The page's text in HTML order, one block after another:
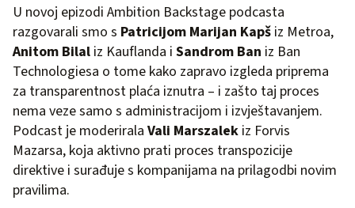
U novoj epizodi Ambition Backstage podcasta
razgovarali smo s Patricijom Marijan Kapš iz Metroa,
Anitom Bilal iz Kauflanda i Sandrom Ban iz Ban
Technologiesa o tome kako zapravo izgleda priprema
za transparentnost plaća iznutra – i zašto taj proces
nema veze samo s administracijom i izvještavanjem.
Podcast je moderirala Vali Marszalek iz Forvis
Mazarsa, koja aktivno prati proces transpozicije
direktive i surađuje s kompanijama na prilagodbi novim
pravilima.